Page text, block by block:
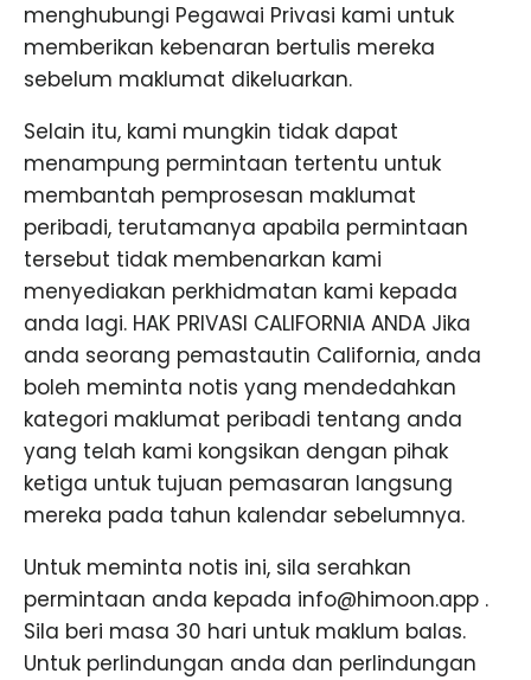
menghubungi Pegawai Privasi kami untuk
memberikan kebenaran bertulis mereka
sebelum maklumat dikeluarkan.
Selain itu, kami mungkin tidak dapat
menampung permintaan tertentu untuk
membantah pemprosesan maklumat
peribadi, terutamanya apabila permintaan
tersebut tidak membenarkan kami
menyediakan perkhidmatan kami kepada
anda lagi. HAK PRIVASI CALIFORNIA ANDA Jika
anda seorang pemastautin California, anda
boleh meminta notis yang mendedahkan
kategori maklumat peribadi tentang anda
yang telah kami kongsikan dengan pihak
ketiga untuk tujuan pemasaran langsung
mereka pada tahun kalendar sebelumnya.
Untuk meminta notis ini, sila serahkan
permintaan anda kepada info@himoon.app .
Sila beri masa 30 hari untuk maklum balas.
Untuk perlindungan anda dan perlindungan